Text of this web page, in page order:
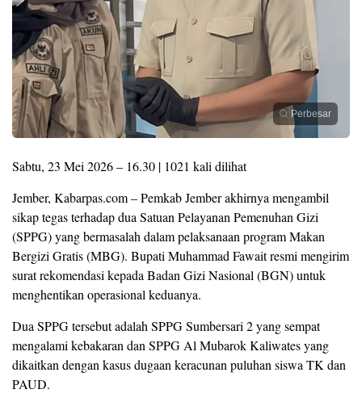
Perbesar
Sabtu, 23 Mei 2026 – 16.30 | 1021 kali dilihat
Jember, Kabarpas.com – Pemkab Jember akhirnya mengambil
sikap tegas terhadap dua Satuan Pelayanan Pemenuhan Gizi
(SPPG) yang bermasalah dalam pelaksanaan program Makan
Bergizi Gratis (MBG). Bupati Muhammad Fawait resmi mengirim
surat rekomendasi kepada Badan Gizi Nasional (BGN) untuk
menghentikan operasional keduanya.
Dua SPPG tersebut adalah SPPG Sumbersari 2 yang sempat
mengalami kebakaran dan SPPG Al Mubarok Kaliwates yang
dikaitkan dengan kasus dugaan keracunan puluhan siswa TK dan
PAUD.